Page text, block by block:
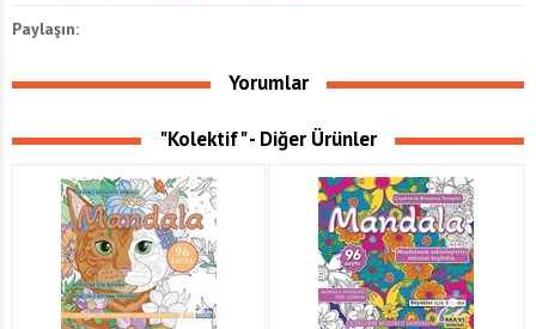
Paylaşın:
Yorumlar
"Kolektif" - Diğer Ürünler